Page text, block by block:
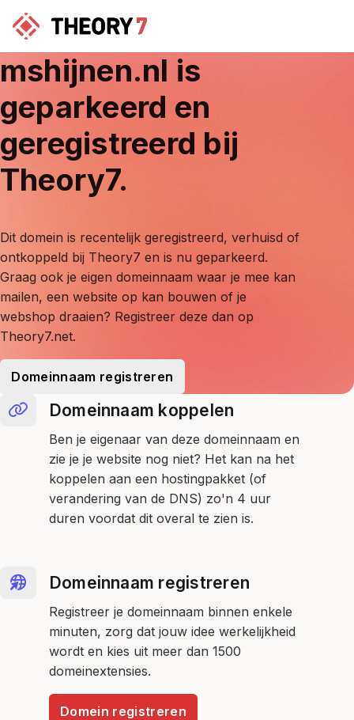
mshijnen.nl is
geparkeerd en
geregistreerd bij
Theory7.
Dit domein is recentelijk geregistreerd, verhuisd of
ontkoppeld bij Theory7 en is nu geparkeerd.
Graag ook je eigen domeinnaam waar je mee kan
mailen, een website op kan bouwen of je
webshop draaien? Registreer deze dan op
Theory7.net.
Domeinnaam registreren
Domeinnaam koppelen
Ben je eigenaar van deze domeinnaam en
zie je je website nog niet? Het kan na het
koppelen aan een hostingpakket (of
verandering van de DNS) zo'n 4 uur
duren voordat dit overal te zien is.
Domeinnaam registreren
Registreer je domeinnaam binnen enkele
minuten, zorg dat jouw idee werkelijkheid
wordt en kies uit meer dan 1500
domeinextensies.
Domein registreren